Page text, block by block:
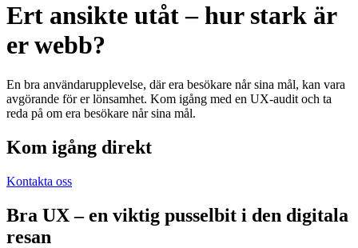
Ert ansikte utåt – hur stark är
er webb?
En bra användarupplevelse, där era besökare når sina mål, kan vara
avgörande för er lönsamhet. Kom igång med en UX-audit och ta
reda på om era besökare når sina mål.
Kom igång direkt
Kontakta oss
Bra UX – en viktig pusselbit i den digitala
resan